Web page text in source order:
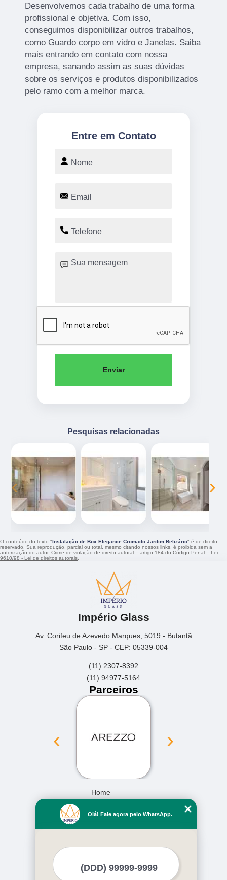
Desenvolvemos cada trabalho de uma forma
profissional e objetiva. Com isso,
conseguimos disponibilizar outros trabalhos,
como Guardo corpo em vidro e Janelas. Saiba
mais entrando em contato com nossa
empresa, sanando assim as suas dúvidas
sobre os serviços e produtos disponibilizados
pelo ramo com a melhor marca.
Entre em Contato
Enviar
Pesquisas relacionadas
‹ ›
O conteúdo do texto "Instalação de Box Elegance Cromado Jardim Belizário" é de direito
reservado. Sua reprodução, parcial ou total, mesmo citando nossos links, é proibida sem a
autorização do autor. Crime de violação de direito autoral – artigo 184 do Código Penal – Lei
9610/98 - Lei de direitos autorais.
Império Glass
Av. Corifeu de Azevedo Marques, 5019 - Butantã
São Paulo - SP - CEP: 05339-004
(11) 2307-8392
(11) 94977-5164
Parceiros
‹ ›
Home
Missão
Serviços
Mais Serviços
Olá! Fale agora pelo WhatsApp.